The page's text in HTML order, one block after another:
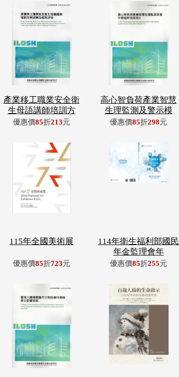
產業移工職業安全衛
生母語講師培訓方
優惠價85折213元
高心智負荷產業智慧
生理監測及警示模
優惠價85折298元
115年全國美術展
優惠價85折723元
114年衛生福利部國民
年金監理會年
優惠價85折255元